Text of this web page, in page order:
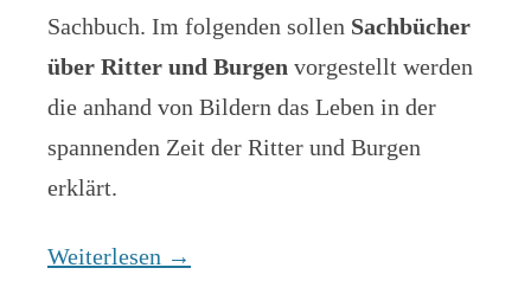
Sachbuch. Im folgenden sollen Sachbücher
über Ritter und Burgen vorgestellt werden
die anhand von Bildern das Leben in der
spannenden Zeit der Ritter und Burgen
erklärt.
Weiterlesen →